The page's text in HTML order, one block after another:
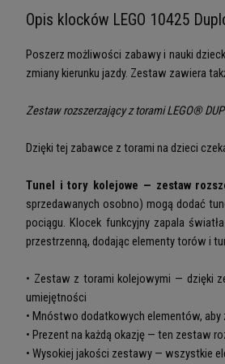
Opis klocków LEGO 10425
Poszerz możliwości zabawy i nauki
zmiany kierunku jazdy. Zestaw zawiera
Zestaw rozszerzający z torami LEGO®
Dzięki tej zabawce z torami na dzieci
Tunel i tory kolejowe — zestaw
sprzedawanych osobno) mogą dodać
pociągu. Klocek funkcyjny zapala
przestrzenną, dodając elementy torów i
• Zestaw z torami kolejowymi — dzięki
umiejętności
• Mnóstwo dodatkowych elementów,
• Prezent na każdą okazję — ten zestaw
• Wysokiej jakości zestawy — wszystkie